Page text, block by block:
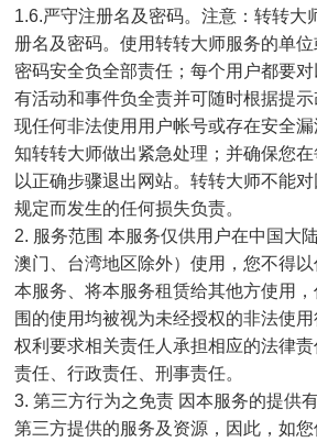
1.6.严守注册名及密码。注意：转转大
册名及密码。使用转转大师服务的单
密码安全负全部责任；每个用户都要
有活动和事件负全责并可随时根据提
现任何非法使用用户帐号或存在安全
知转转大师做出紧急处理；并确保您
以正确步骤退出网站。转转大师不能
规定而发生的任何损失负责。
2. 服务范围 本服务仅供用户在中国大
澳门、台湾地区除外）使用，您不得
本服务、将本服务租赁给其他方使用
围的使用均被视为未经授权的非法使
权利要求相关责任人承担相应的法律
责任、行政责任、刑事责任。
3. 第三方行为之免责 因本服务的提供
第三方提供的服务及资源，因此，如